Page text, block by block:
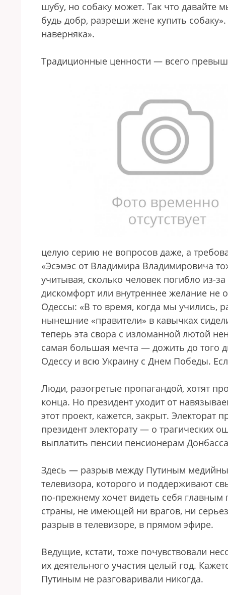
шубу, но собаку может. Так что давайте
будь добр, разреши жене купить
наверняка».
Традиционные ценности — всего
целую серию не вопросов даже, а
«Эсэмэс от Владимира Владимировича
учитывая, сколько человек погибло из-
дискомфорт или внутреннее желание
Одессы: «В то время, когда мы учились,
нынешние «правители» в кавычках
теперь эта свора с изломанной лютой
самая большая мечта — дожить до того
Одессу и всю Украину с Днем Победы.
Люди, разогретые пропагандой, хотят
конца. Но президент уходит от
этот проект, кажется, закрыт. Электорат
президент электорату — о трагических
выплатить пенсии пенсионерам
Здесь — разрыв между Путиным
телевизора, которого и поддерживают
по-прежнему хочет видеть себя
страны, не имеющей ни врагов, ни
разрыв в телевизоре, в прямом эфире.
Ведущие, кстати, тоже почувствовали
их деятельного участия целый год.
Путиным не разговаривали никогда.